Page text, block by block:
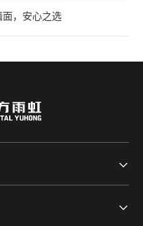
，安心之选